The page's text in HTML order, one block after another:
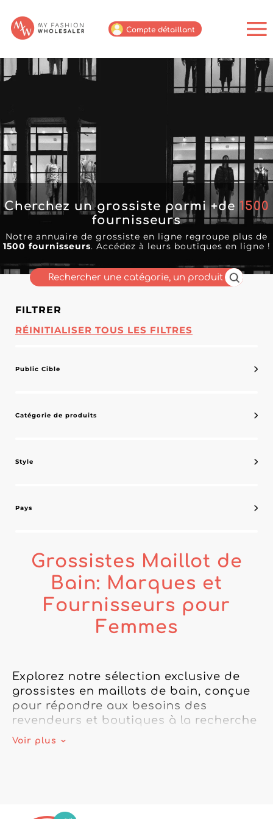
Compte détaillant
Cherchez un grossiste parmi +de1500
fournisseurs
Notre annuaire de grossiste en ligne regroupe plus de
1500 fournisseurs. Accédez à leurs boutiques en ligne !
FILTRER
RÉINITIALISER TOUS LES FILTRES
Public Cible
Catégorie de produits
Style
Pays
Grossistes Maillot de
Bain: Marques et
Fournisseurs pour
Femmes
Explorez notre sélection exclusive de
grossistes en maillots de bain, conçue
pour répondre aux besoins des
revendeurs et boutiques à la recherche
de produits de qualité et de style. En
Voir plus